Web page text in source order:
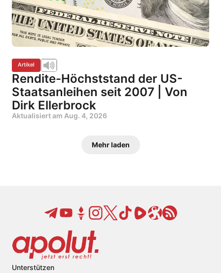
Artikel
Rendite-Höchststand der US-
Staatsanleihen seit 2007 | Von
Dirk Ellerbrock
Aktualisiert am Aug. 4, 2026
Mehr laden
Unterstützen